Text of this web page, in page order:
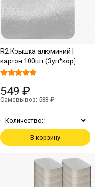
R2 Крышка алюминий |
картон 100шт (3уп*кор)
549 ₽
Самовывоз: 533 ₽
Количество:1
В корзину